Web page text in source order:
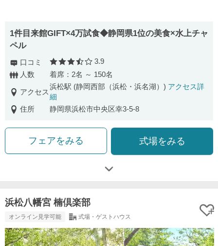
1件目来館GIFT×4万試食◆静岡県1位の美食×水上チャ
ペル
口コミ 口コミ評価
3.9
人数
着席：2名 ～ 150名
アクセス
浜松駅 (静岡西部（浜松・浜名湖）) アクセス詳
細
住所
静岡県浜松市中央区幸3-5-8
フェアをみる 式場をみる
浜松八幡宮 楠倶楽部
オンライン見学可能 式場・ゲストハウス